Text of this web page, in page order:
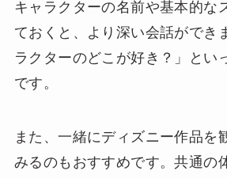
キャラクターの名前や基本的な
ておくと、より深い会話ができ
ラクターのどこが好き？」とい
です。
また、一緒にディズニー作品を
みるのもおすすめです。共通の